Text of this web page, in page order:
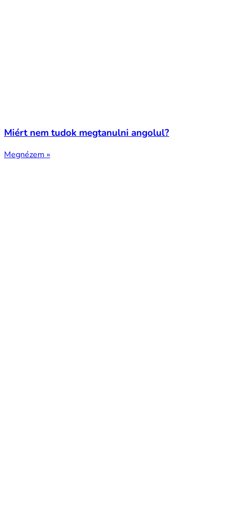
Miért nem tudok megtanulni angolul?
Megnézem »